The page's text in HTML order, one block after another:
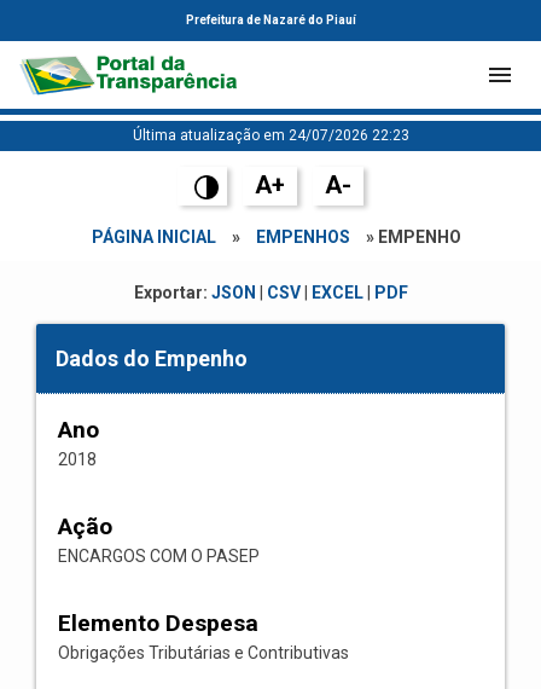
Prefeitura de Nazaré do Piauí
Última atualização em 24/07/2026 22:23
A+ A-
PÁGINA INICIAL » EMPENHOS » EMPENHO
Exportar: JSON CSV| EXCEL| PDF
Dados do Empenho
Ano
2018
Ação
ENCARGOS COM O PASEP
Elemento Despesa
Obrigações Tributárias e Contributivas